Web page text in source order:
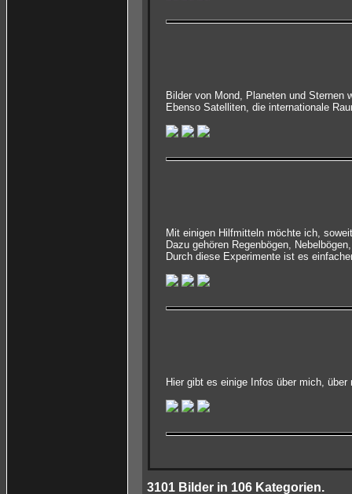
Bilder von Mond, Planeten und Sternen
Ebenso Satelliten, die internationale
Mit einigen Hilfmitteln möchte ich,
Dazu gehören Regenbögen,
Durch diese Experimente ist es
Hier gibt es einige Infos über mich,
3101 Bilder in 106 Kategorien.